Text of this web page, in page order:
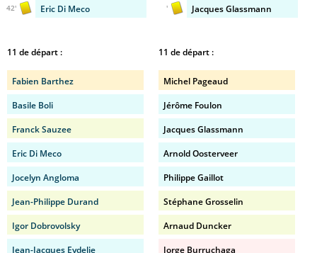
Eric Di Meco
42' Jacques Glassmann
'
11 de départ :
Fabien Barthez
Basile Boli
Franck Sauzee
Eric Di Meco
Jocelyn Angloma
Jean-Philippe Durand
Igor Dobrovolsky
Jean-Jacques Eydelie
11 de départ :
Michel Pageaud
Jérôme Foulon
Jacques Glassmann
Arnold Oosterveer
Philippe Gaillot
Stéphane Grosselin
Arnaud Duncker
Jorge Burruchaga